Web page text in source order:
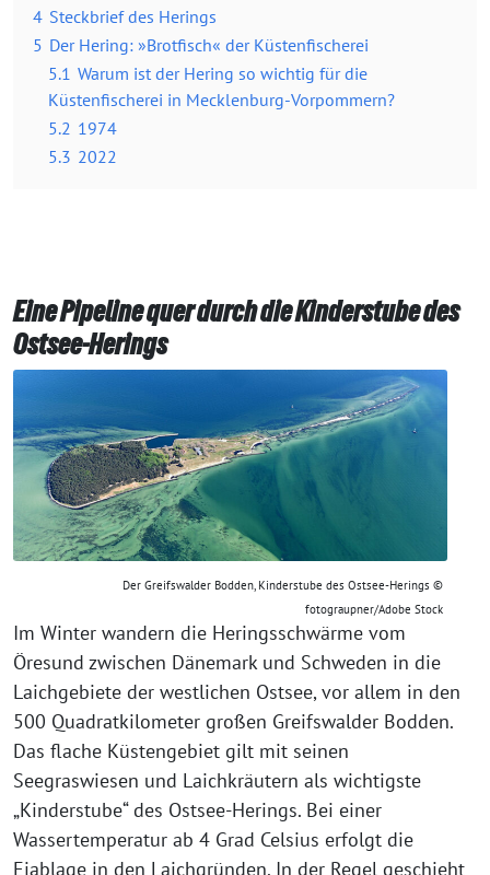
4 Steckbrief des Herings
5 Der Hering: »Brotfisch« der Küstenfischerei
5.1 Warum ist der Hering so wichtig für die
Küstenfischerei in Mecklenburg-Vorpommern?
5.2 1974
5.3 2022
Eine Pipeline quer durch die Kinderstube des
Ostsee-Herings
Der Greifswalder Bodden, Kinderstube des Ostsee-Herings ©
fotograupner/Adobe Stock
Im Winter wandern die Heringsschwärme vom
Öresund zwischen Dänemark und Schweden in die
Laichgebiete der westlichen Ostsee, vor allem in den
500 Quadratkilometer großen Greifswalder Bodden.
Das flache Küstengebiet gilt mit seinen
Seegraswiesen und Laichkräutern als wichtigste
„Kinderstube“ des Ostsee-Herings. Bei einer
Wassertemperatur ab 4 Grad Celsius erfolgt die
Eiablage in den Laichgründen. In der Regel geschieht